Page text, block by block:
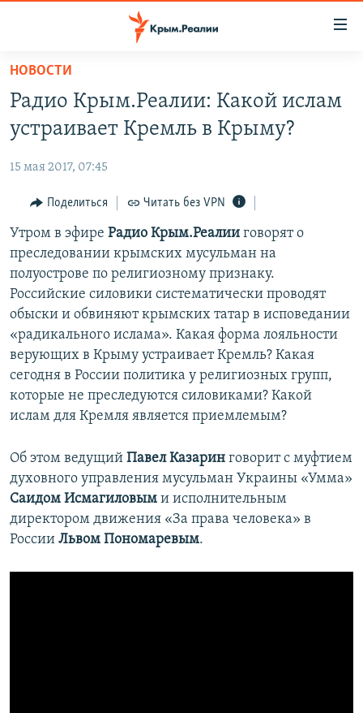
Вернуться
основному
содержанию
Вернутся
навигации
Вернутся
поиску
СПЕЦПРОЕКТЫ
КАРТА ВОЕННЫХ ОБЪЕКТОВ КРЫМА
11 ЛЕТ ОККУПАЦИИ КРЫМА. 11 ИСТОРИЙ СОПРОТИВЛЕНИЯ
ВОДА
ИСТОРИЯ
ЕЩЕ
ИНТЕРАКТИВ
ИНФОГРАФИКА
ТЕЛЕПРОЕКТ КРЫМ.РЕАЛИИ
СОВЕТЫ ПРАВОЗАЩИТНИКОВ
ПРОПАВШИЕ БЕЗ ВЕСТИ
ПОБЕДИТЕЛЕЙ НЕ СУДЯТ?
КРЫМ.НЕПОКОРЕННЫЙ
УКРАИНСКАЯ ПРОБЛЕМА КРЫМА
РАДІО СВОБОДА
КАК ОБОЙТИ БЛОКИРОВКУ
Українською
Qırımtatar
ПРИСОЕДИНЯЙТЕСЬ!
Все сайты RFE/RL
НОВОСТИ
Радио Крым.Реалии: Какой ислам
устраивает Кремль в Крыму?
15 мая 2017, 07:45
Поделиться Читать без VPN
Утром в эфире Радио Крым.Реалии говорят о
преследовании крымских мусульман на
полуострове по религиозному признаку.
Российские силовики систематически проводят
обыски и обвиняют крымских татар в исповедании
«радикального ислама». Какая форма лояльности
верующих в Крыму устраивает Кремль? Какая
сегодня в России политика у религиозных групп,
которые не преследуются силовиками? Какой
ислам для Кремля является приемлемым?
Об этом ведущий Павел Казарин говорит с муфтием
духовного управления мусульман Украины «Умма»
Саидом Исмагиловым и исполнительным
директором движения «За права человека» в
России Львом Пономаревым.